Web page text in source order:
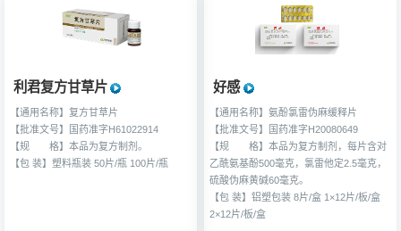
利君复方甘草片
【通用名称】复方甘草片
【批准文号】
国药准字H61022914
【规 格】 本品为复方制剂。
【包 装】 塑料瓶装 50片/瓶 100片/瓶
好感
【通用名称】氨酚氯雷伪麻缓释片
【批准文号】
国药准字H20080649
【规 格】 本品为复方制剂，每片含对
乙酰氨基酚500毫克，氯雷他定2.5毫克，
硫酸伪麻黄碱60毫克。
【包 装】 铝塑包装 8片/盒 1×12片/板/盒
2×12片/板/盒